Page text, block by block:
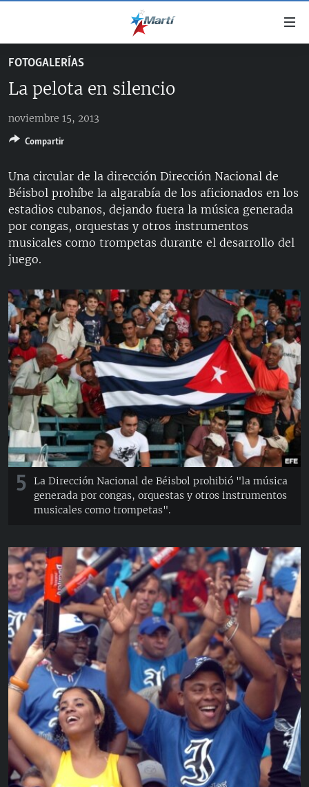
accesibilidad
principal
la
navegación
principal
la
CUBA
CUBA
DERECHOS HUMANOS
#11JCUBA, 5 AÑOS DESPUÉS
INFORME DEL DEPARTAMENTO DE ESTADO DE EEUU
SOBRE CUBA
ESTADOS UNIDOS
ESTADOS UNIDOS
AMÉRICA 250
AMÉRICA LATINA
INMIGRACIÓN
MUNDO
DEPORTES
ARTE Y ENTRETENIMIENTO
AUDIOVISUALES MARTÍ
RADIO MARTÍ
ESPECIALES
ESPECIALES
LA REALIDAD DE LA VIVIENDA EN CUBA
SER VIEJO EN CUBA
KENTU-CUBANO
LOS SANTOS DE HIALEAH
DESINFORMACIÓN RUSA EN AMÉRICA LATINA
MULTIMEDIA
EDITORIALES
SÍGUENOS
FOTOGALERÍAS
La pelota en silencio
noviembre 15, 2013
Una circular de la dirección Dirección Nacional de
Béisbol prohíbe la algarabía de los aficionados en los
estadios cubanos, dejando fuera la música generada
por congas, orquestas y otros instrumentos
musicales como trompetas durante el desarrollo del
juego.
5
La Dirección Nacional de Béisbol prohibió "la música
generada por congas, orquestas y otros instrumentos
musicales como trompetas".
Compartir